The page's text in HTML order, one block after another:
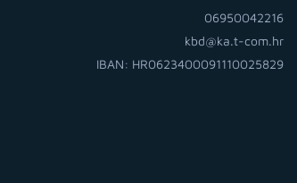
06950042216
kbd@ka.t-com.hr
IBAN: HR0623400091110025829